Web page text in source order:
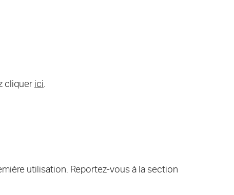
cliquer ici
utilisation. Reportez-vous à la section